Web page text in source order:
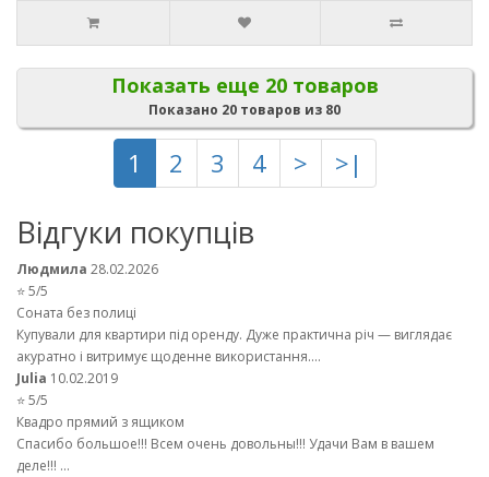
Показать еще 20 товаров
Показано 20 товаров из 80
1 2 3 4 > >|
Відгуки покупців
Людмила 28.02.2026
⭐ 5/5
Соната без полиці
Купували для квартири під оренду. Дуже практична річ — виглядає
акуратно і витримує щоденне використання....
Julia 10.02.2019
⭐ 5/5
Квадро прямий з ящиком
Спасибо большое!!! Всем очень довольны!!! Удачи Вам в вашем
деле!!! ...